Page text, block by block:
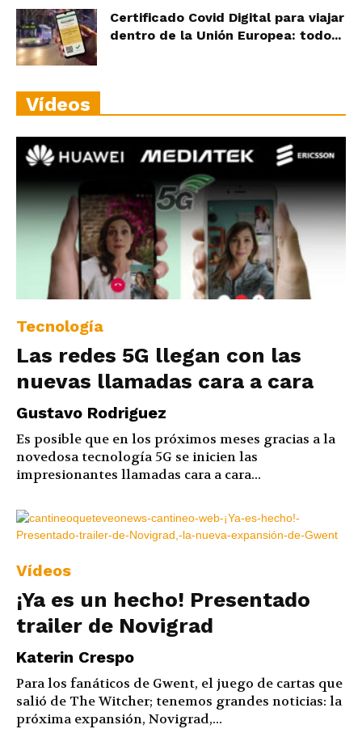
Certificado Covid Digital para viajar
dentro de la Unión Europea: todo...
Vídeos
Tecnología
Las redes 5G llegan con las
nuevas llamadas cara a cara
Gustavo Rodriguez
Es posible que en los próximos meses gracias a la
novedosa tecnología 5G se inicien las
impresionantes llamadas cara a cara...
Vídeos
¡Ya es un hecho! Presentado
trailer de Novigrad
Katerin Crespo
Para los fanáticos de Gwent, el juego de cartas que
salió de The Witcher; tenemos grandes noticias: la
próxima expansión, Novigrad,...